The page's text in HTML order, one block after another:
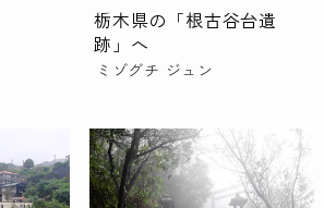
栃木県の「根古谷台遺
跡」へ
ミゾグチ ジュン